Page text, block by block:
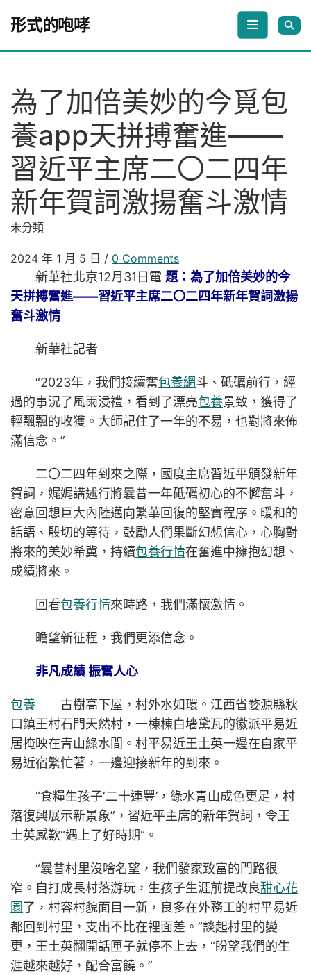
形式的咆哮
為了加倍美妙的今覓包
養app天拼搏奮進——
習近平主席二〇二四年
新年賀詞激揚奮斗激情
未分類
2024 年 1 月 5 日 / 0 Comments
新華社北京12月31日電 題：為了加倍美妙的今
天拼搏奮進——習近平主席二〇二四年新年賀詞激揚
奮斗激情
新華社記者
“2023年，我們接續奮包養網斗、砥礪前行，經
過的事況了風雨浸禮，看到了漂亮包養景致，獲得了
輕飄飄的收獲。大師記住了一年的不易，也對將來佈
滿信念。”
二〇二四年到來之際，國度主席習近平頒發新年
賀詞，娓娓講述行將曩昔一年砥礪初心的不懈奮斗，
密意回想巨大內陸邁向繁華回復的堅實程序。暖和的
話語、殷切的等待，鼓勵人們果斷幻想信心，心胸對
將來的美妙希冀，持續包養行情在奮進中擁抱幻想、
成績將來。
回看包養行情來時路，我們滿懷激情。
瞻望新征程，我們更添信念。
非凡成績 振奮人心
包養 古樹高下屋，村外水如環。江西省婺源縣秋
口鎮王村石門天然村，一棟棟白墻黛瓦的徽派平易近
居掩映在青山綠水間。村平易近王土英一邊在自家平
易近宿繁忙著，一邊迎接新年的到來。
“食糧生孩子‘二十連豐’，綠水青山成色更足，村
落復興展示新景象”，習近平主席的新年賀詞，令王
土英感歎“遇上了好時期”。
“曩昔村里沒啥名望，我們發家致富的門路很
窄。自打成長村落游玩，生孩子生涯前提改良甜心花
園了，村容村貌面目一新，良多在外務工的村平易近
都回到村里，支出不比在裡面差。”談起村里的變
更，王土英翻開話匣子就停不上去，“盼望我們的生
涯越來越好，配合富饒。”